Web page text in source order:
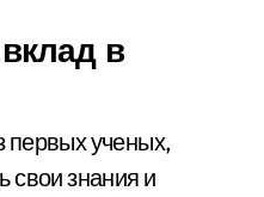
в
ученых,
свои знания и